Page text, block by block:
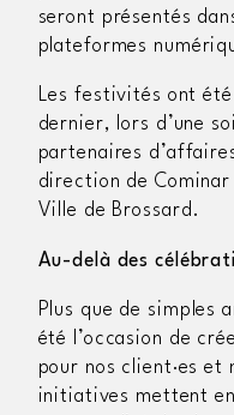
seront présentés
plateformes
Les festivités ont été
dernier, lors d’une
partenaires
direction de
Ville de Brossard.
Au-delà des
Plus que de simples
été l’occasion de
pour nos client·es et
initiatives mettent